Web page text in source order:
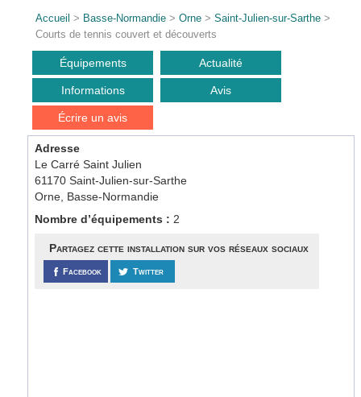
Accueil > Basse-Normandie >Orne >Saint-Julien-sur-Sarthe >
Courts de tennis couvert et découverts
Équipements Actualité
Informations Avis
Écrire un avis
Adresse
Le Carré Saint Julien
61170 Saint-Julien-sur-Sarthe
Orne, Basse-Normandie
Nombre d’équipements : 2
Partagez cette installation sur vos réseaux sociaux
Facebook Twitter